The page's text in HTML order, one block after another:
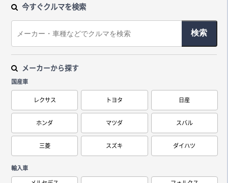
今すぐクルマを検索
メーカーから探す
国産車
レクサス トヨタ 日産
ホンダ マツダ スバル
三菱 スズキ ダイハツ
輸入車